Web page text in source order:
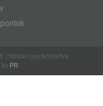
| Minden jog fenntartva
by PR